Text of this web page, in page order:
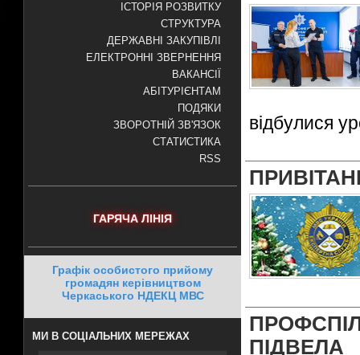
ІСТОРІЯ РОЗВИТКУ
СТРУКТУРА
ДЕРЖАВНІ ЗАКУПІВЛІ
ЕЛЕКТРОННІ ЗВЕРНЕННЯ
ВАКАНСІЇ
АБІТУРІЄНТАМ
ПОДЯКИ
ЗВОРОТНІЙ ЗВ'ЯЗОК
СТАТИСТИКА
RSS
ГАРЯЧА ЛІНІЯ
Графік особистого прийому
громадян керівництвом
Черкаського НДЕКЦ МВС
МИ В СОЦІАЛЬНИХ МЕРЕЖАХ
відбулися